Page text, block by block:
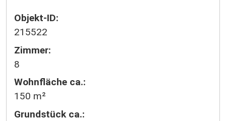
Objekt-ID:
215522
Zimmer:
8
Wohnfläche ca.:
150 m²
Grund­stück ca.: